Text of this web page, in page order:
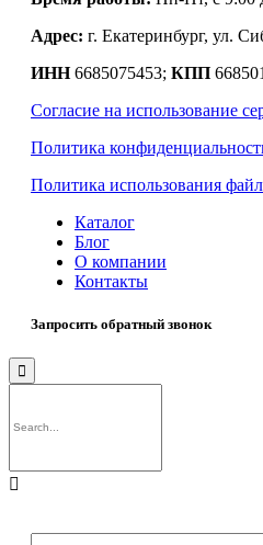
Адрес: г. Екатеринбург, ул.
ИНН6685075453; КПП
Согласие на использование
Политика
Политика использования
Каталог
Блог
О компании
Контакты
Запросить обратный звонок

